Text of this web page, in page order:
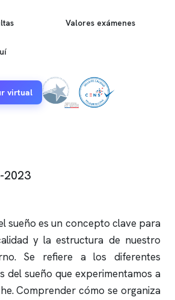
Valores exámenes
virtual
2023
sueño es un concepto clave para
y la estructura de nuestro
Se refiere a los diferentes
del sueño que experimentamos a
Comprender cómo se organiza